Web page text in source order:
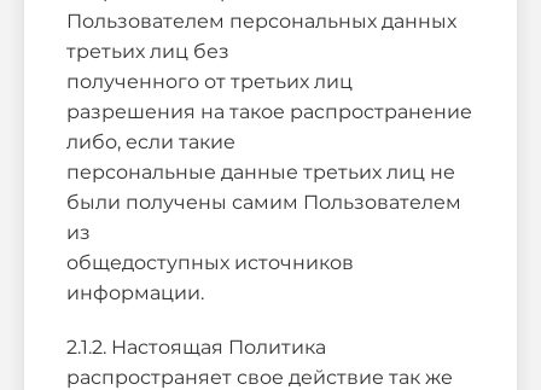
Пользователем персональных данных
третьих лиц без
полученного от третьих лиц
разрешения на такое распространение
либо, если такие
персональные данные третьих лиц не
были получены самим Пользователем
из
общедоступных источников
информации.
2.1.2. Настоящая Политика
распространяет свое действие так же